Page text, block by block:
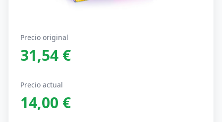
Precio original
31,54 €
Precio actual
14,00 €